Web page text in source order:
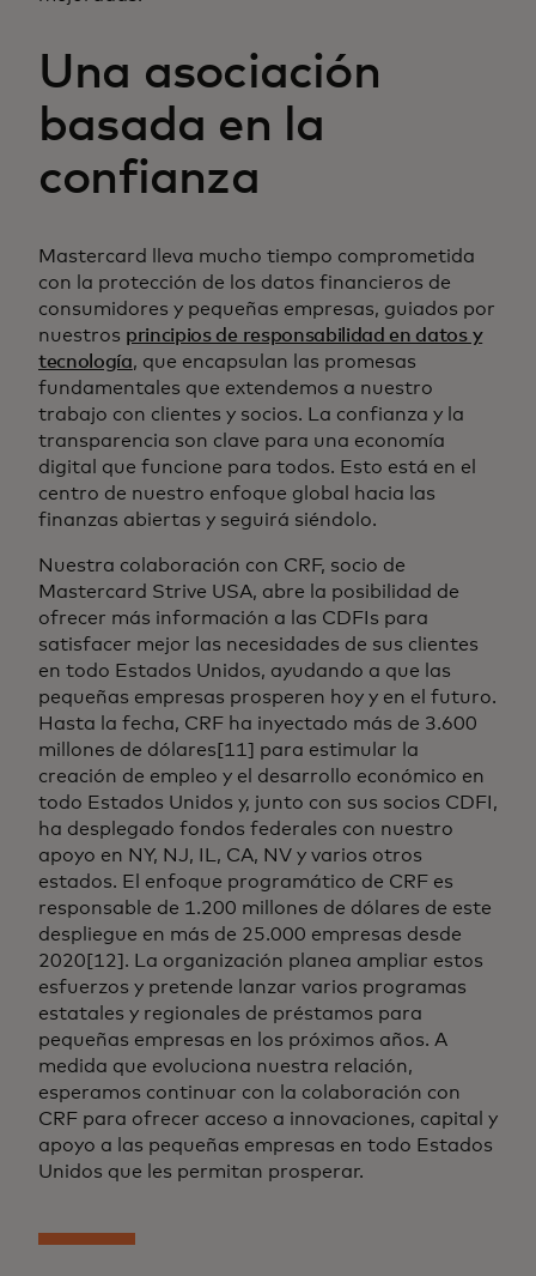
Una asociación
basada en la
confianza
Mastercard lleva mucho tiempo comprometida
con la protección de los datos financieros de
consumidores y pequeñas empresas, guiados por
nuestros principios de responsabilidad en datos y
tecnología, que encapsulan las promesas
fundamentales que extendemos a nuestro
trabajo con clientes y socios. La confianza y la
transparencia son clave para una economía
digital que funcione para todos. Esto está en el
centro de nuestro enfoque global hacia las
finanzas abiertas y seguirá siéndolo.
Nuestra colaboración con CRF, socio de
Mastercard Strive USA, abre la posibilidad de
ofrecer más información a las CDFIs para
satisfacer mejor las necesidades de sus clientes
en todo Estados Unidos, ayudando a que las
pequeñas empresas prosperen hoy y en el futuro.
Hasta la fecha, CRF ha inyectado más de 3.600
millones de dólares[11] para estimular la
creación de empleo y el desarrollo económico en
todo Estados Unidos y, junto con sus socios CDFI,
ha desplegado fondos federales con nuestro
apoyo en NY, NJ, IL, CA, NV y varios otros
estados. El enfoque programático de CRF es
responsable de 1.200 millones de dólares de este
despliegue en más de 25.000 empresas desde
2020[12]. La organización planea ampliar estos
esfuerzos y pretende lanzar varios programas
estatales y regionales de préstamos para
pequeñas empresas en los próximos años. A
medida que evoluciona nuestra relación,
esperamos continuar con la colaboración con
CRF para ofrecer acceso a innovaciones, capital y
apoyo a las pequeñas empresas en todo Estados
Unidos que les permitan prosperar.